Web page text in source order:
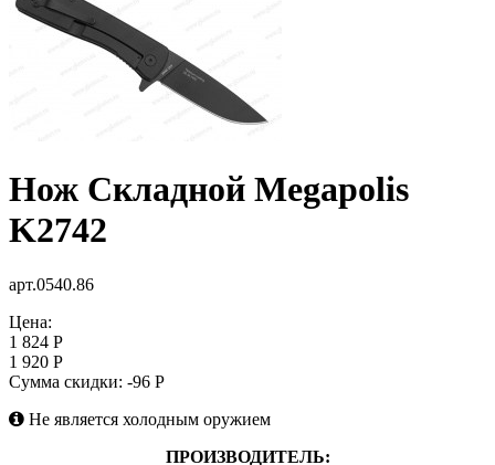
Нож Складной Megapolis
K2742
арт.0540.86
Цена:
1 824 Р
1 920 Р
Сумма скидки: -96 Р
Не является холодным оружием
ПРОИЗВОДИТЕЛЬ: